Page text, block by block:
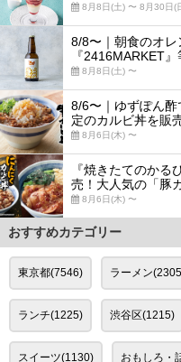
8月8日(土) 〜 8月30日(
8/8〜｜朝食のオ
『2416MARKET
8月8日(土) 〜
8/6〜｜ゆずぽん
定のカルビ丼を販
8月6日(木) 〜
『焼きたてのかる
売！大人気の「豚
8月6日(木) 〜
おすすめカテゴリー
東京都(7546) ラーメン
ランチ(1225) 渋谷区(1215)
スイーツ(1130) おもしろ・